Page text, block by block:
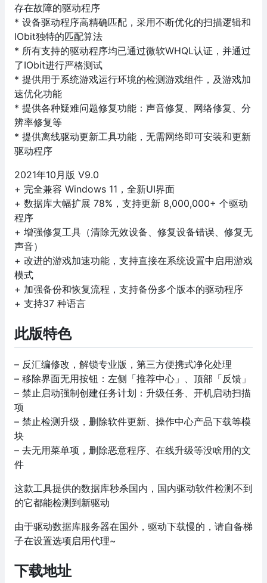
存在故障的驱动程序
* 设备驱动程序高精确匹配，采用不断优化的扫描逻辑和
IObit独特的匹配算法
* 所有支持的驱动程序均已通过微软WHQL认证，并通过
了IObit进行严格测试
* 提供用于系统游戏运行环境的检测游戏组件，及游戏加
速优化功能
* 提供各种疑难问题修复功能：声音修复、网络修复、分
辨率修复等
* 提供离线驱动更新工具功能，无需网络即可安装和更新
驱动程序
2021年10月版 V9.0
+ 完全兼容 Windows 11，全新UI界面
+ 数据库大幅扩展 78%，支持更新 8,000,000+ 个驱动
程序
+ 增强修复工具（清除无效设备、修复设备错误、修复无
声音）
+ 改进的游戏加速功能，支持直接在系统设置中启用游戏
模式
+ 加强备份和恢复流程，支持备份多个版本的驱动程序
+ 支持37 种语言
此版特色
– 反汇编修改，解锁专业版，第三方便携式净化处理
– 移除界面无用按钮：左侧「推荐中心」、顶部「反馈」
– 禁止启动强制创建任务计划：升级任务、开机启动扫描
项
– 禁止检测升级，删除软件更新、操作中心产品下载等模
块
– 去无用菜单项，删除恶意程序、在线升级等没啥用的文
件
这款工具提供的数据库秒杀国内，国内驱动软件检测不到
的它都能检测到新驱动
由于驱动数据库服务器在国外，驱动下载慢的，请自备梯
子在设置选项启用代理~
下载地址